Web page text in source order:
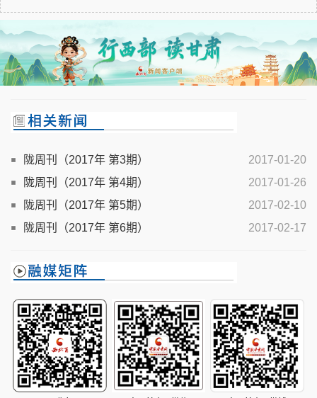
2017-01-20
陇周刊（2017年 第3期）
2017-01-26
陇周刊（2017年 第4期）
2017-02-10
陇周刊（2017年 第5期）
2017-02-17
陇周刊（2017年 第6期）